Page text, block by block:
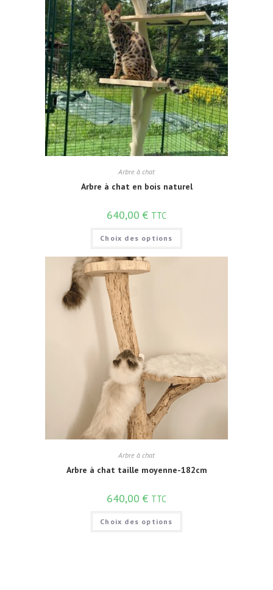
Arbre à chat
Arbre à chat en bois naturel
640,00 € TTC
Choix des options
Arbre à chat
Arbre à chat taille moyenne-182cm
640,00 € TTC
Choix des options